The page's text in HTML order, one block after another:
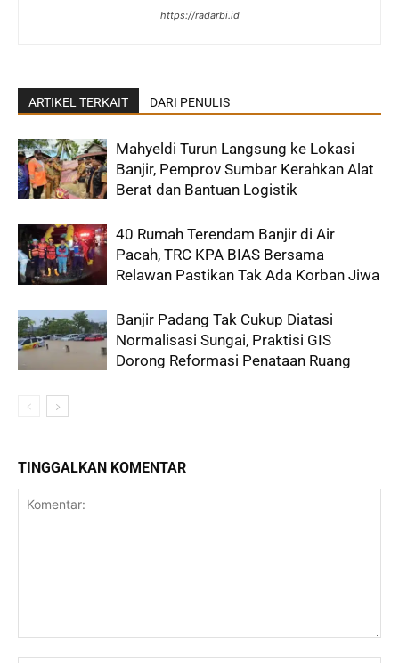
https://radarbi.id
ARTIKEL TERKAIT DARI PENULIS
Mahyeldi Turun Langsung ke Lokasi
Banjir, Pemprov Sumbar Kerahkan Alat
Berat dan Bantuan Logistik
40 Rumah Terendam Banjir di Air
Pacah, TRC KPA BIAS Bersama
Relawan Pastikan Tak Ada Korban Jiwa
Banjir Padang Tak Cukup Diatasi
Normalisasi Sungai, Praktisi GIS
Dorong Reformasi Penataan Ruang
TINGGALKAN KOMENTAR